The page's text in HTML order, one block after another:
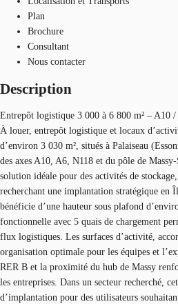
Plan
Brochure
Consultant
Nous contacter
Description
Entrepôt logistique 3 000 à 6 800 m² – A10
À louer, entrepôt logistique et locaux
d’environ 3 030 m², situés à Palaiseau
des axes A10, A6, N118 et du pôle de
solution idéale pour des activités de
recherchant une implantation stratégique en
bénéficie d’une hauteur sous plafond
fonctionnelle avec 5 quais de chargement
flux logistiques. Les surfaces d’activité,
organisation optimale pour les équipes et
RER B et la proximité du hub de Massy
les entreprises. Dans un secteur recherché,
d’implantation pour des utilisateurs